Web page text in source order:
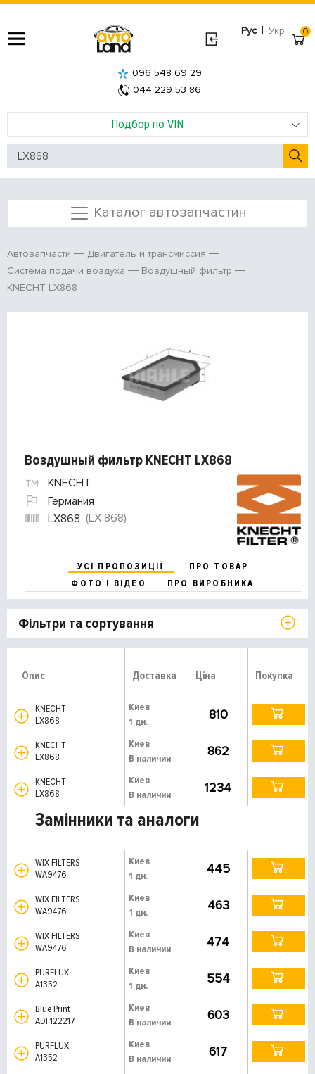
Рус | Укр
Подбор по VIN
096 548 69 29
044 229 53 86
0
Каталог автозапчастин
Автозапчасти
Двигатель и трансмиссия
Система подачи воздуха
Воздушный фильтр
KNECHT LX868
Воздушный фильтр KNECHT LX868
KNECHT
Германия
LX868 (LX 868)
УСІ ПРОПОЗИЦІЇ
ПРО ТОВАР
ФОТО І ВІДЕО
ПРО ВИРОБНИКА
Фільтри та сортування
Опис Доставка Ціна Покупка
KNECHT
LX868
Киев
1 дн.
810
KNECHT
LX868
Киев
В наличии
862
KNECHT
LX868
Киев
В наличии
1234
Замінники та аналоги
WIX FILTERS
WA9476
Киев
1 дн.
445
WIX FILTERS
WA9476
Киев
1 дн.
463
WIX FILTERS
WA9476
Киев
В наличии
474
PURFLUX
A1352
Киев
1 дн.
554
Blue Print
ADF122217
Киев
В наличии
603
PURFLUX
A1352
Киев
В наличии
617